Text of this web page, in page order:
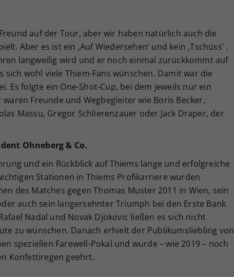
auf der Tour, aber wir haben natürlich auch die
Aber es ist ein ‚Auf Wiedersehen’ und kein ‚Tschüss’ .
langweilig wird und er noch einmal zurückkommt auf
sich wohl viele Thiem-Fans wünschen. Damit war die
Es folgte ein One-Shot-Cup, bei dem jeweils nur ein
Freunde und Wegbegleiter wie Boris Becker,
Massu, Gregor Schlierenzauer oder Jack Draper, der
Ohneberg & Co.
und ein Rückblick auf Thiems lange und erfolgreiche
Stationen in Thiems Profikarriere wurden
des Matches gegen Thomas Muster 2011 in Wien, sein
auch sein langersehnter Triumph bei den Erste Bank
Nadal und Novak Djokovic ließen es sich nicht
zu wünschen. Danach erhielt der Publikumsliebling von
speziellen Farewell-Pokal und wurde – wie 2019 – noch
Konfettiregen geehrt.